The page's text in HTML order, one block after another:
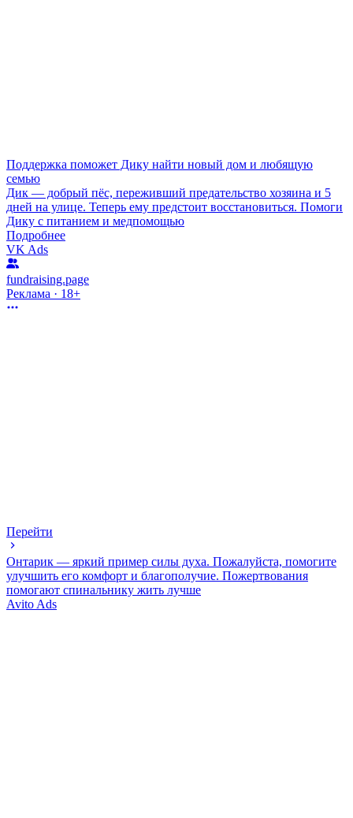
Поддержка поможет Дику найти новый дом и любящую
семью
Дик — добрый пёс, переживший предательство хозяина и 5
дней на улице. Теперь ему предстоит восстановиться. Помоги
Дику с питанием и медпомощью
Подробнее
VK Ads
fundraising.page
Реклама · 18+
Перейти
Онтарик — яркий пример силы духа. Пожалуйста, помогите
улучшить его комфорт и благополучие. Пожертвования
помогают спинальнику жить лучше
Avito Ads